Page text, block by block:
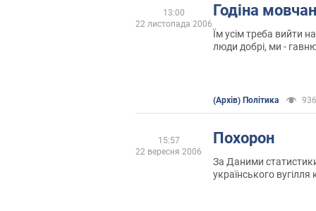
Годіна
Їм усім треба вийти
люди добрі, ми -
(Архів) Політика 936
13:00
22 листопада 2006
Похорон
За Даними
українського
15:57
22 вересня 2006